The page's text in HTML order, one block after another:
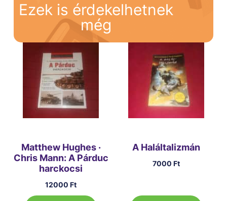
Ezek is érdekelhetnek
még
Matthew Hughes ·
Chris Mann: A Párduc
harckocsi
12000Ft
A Haláltalizmán
7000 Ft